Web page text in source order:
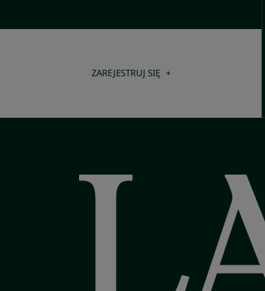
ZAREJESTRUJ SIĘ